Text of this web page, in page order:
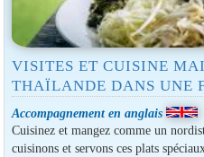
VISITES ET CUISINE
THAÏLANDE DANS UNE
Accompagnement en anglais
Cuisinez et mangez comme un
cuisinons et servons ces plats